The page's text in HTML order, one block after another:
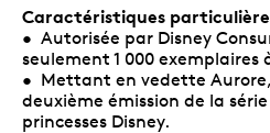
Caractéristiques
• Autorisée par Disney
seulement 1 000 exemplaires
• Mettant en vedette
deuxième émission de la
princesses Disney.